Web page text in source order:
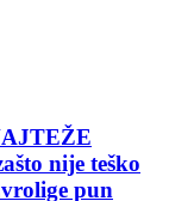
nije teško
pun